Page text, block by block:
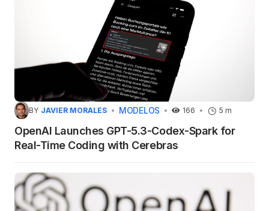
BY JAVIER MORALES MODELOS 166 5 m
OpenAI Launches GPT-5.3-Codex-Spark for
Real-Time Coding with Cerebras